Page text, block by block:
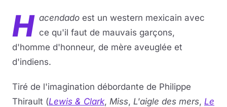
H acendado est un western mexicain avec
ce qu'il faut de mauvais garçons,
d'homme d'honneur, de mère aveuglée et
d'indiens.
Tiré de l'imagination débordante de Philippe
Thirault (Lewis & Clark, Miss, L'aigle des mers, Le